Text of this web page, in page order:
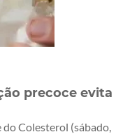
precoce evita
Colesterol (sábado,